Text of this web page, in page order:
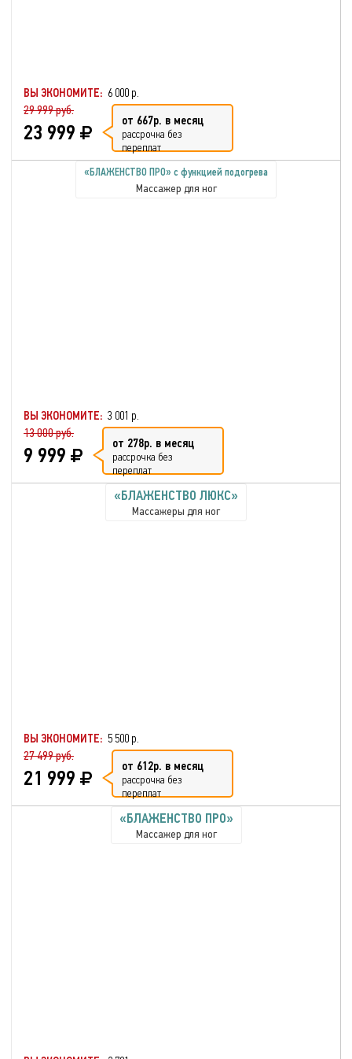
ВЫ ЭКОНОМИТЕ: 6 000 р.
29 999 руб.
23 999 от 667р. в месяц
рассрочка без
переплат
«БЛАЖЕНСТВО ПРО» с функцией подогрева
Массажер для ног
ВЫ ЭКОНОМИТЕ: 3 001 р.
13 000 руб.
9 999 от 278р. в месяц
рассрочка без
переплат
«БЛАЖЕНСТВО ЛЮКС»
Массажеры для ног
ВЫ ЭКОНОМИТЕ: 5 500 р.
27 499 руб.
21 999 от 612р. в месяц
рассрочка без
переплат
«БЛАЖЕНСТВО ПРО»
Массажер для ног